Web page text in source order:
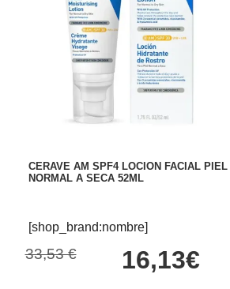
CERAVE AM SPF4 LOCION FACIAL PIEL
NORMAL A SECA 52ML
[shop_brand:nombre]
33,53 € 16,13€